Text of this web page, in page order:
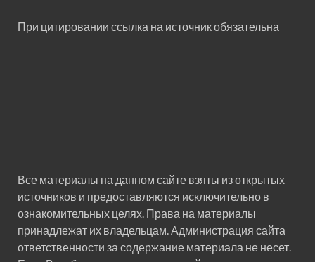
При цитировании ссылка на источник обязательна
Все материалы на данном сайте взяты из открытых
источников и предоставляются исключительно в
ознакомительных целях. Права на материалы
принадлежат их владельцам. Администрация сайта
ответственности за содержание материала не несет.